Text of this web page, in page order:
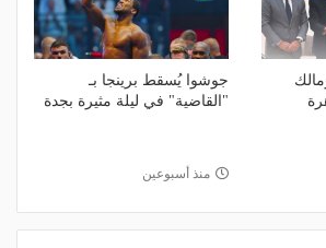
جوشوا يُسقط برينجا بـ
"القاضية" في ليلة مثيرة بجدة
منذ أسبوعين